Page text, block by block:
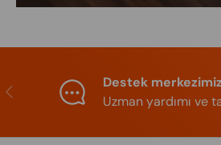
Previous
Destek
Uzman yardımı ve